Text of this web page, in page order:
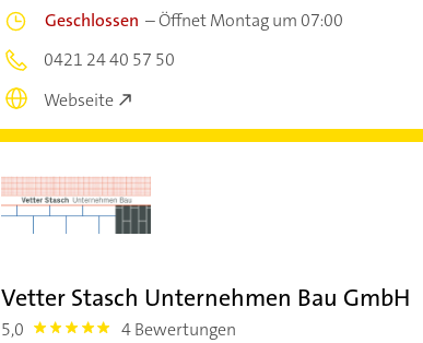
Geschlossen –Öffnet Montag um 07:00
0421 24 40 57 50
Webseite
Vetter Stasch Unternehmen Bau GmbH
5,0 5.0 4 Bewertungen